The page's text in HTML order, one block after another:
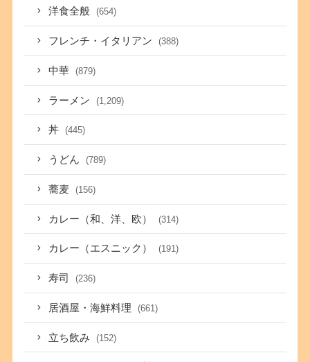
洋食全般 (654)
フレンチ・イタリアン (388)
中華 (879)
ラーメン (1,209)
丼 (445)
うどん (789)
蕎麦 (156)
カレー（和、洋、欧） (314)
カレー（エスニック） (191)
寿司 (236)
居酒屋・海鮮料理 (661)
立ち飲み (152)